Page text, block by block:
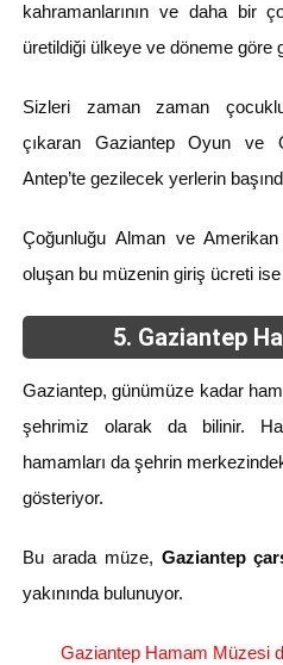
kahramanlarının ve daha bir
üretildiği ülkeye ve döneme göre
Sizleri zaman zaman
çıkaran Gaziantep Oyun ve
Antep’te gezilecek yerlerin
Çoğunluğu Alman ve
oluşan bu müzenin giriş ücreti
5. Gaziantep
Gaziantep, günümüze kadar
şehrimiz olarak da bilinir.
hamamları da şehrin
gösteriyor.
Bu arada müze, Gaziantep
yakınında bulunuyor.
Gaziantep Hamam Müzesi